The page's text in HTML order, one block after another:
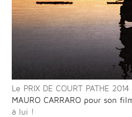
Le PRIX DE COURT PATHE
MAURO CARRARO pour son
à lui !